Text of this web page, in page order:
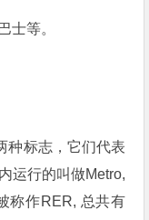
士等。
种标志，它们代表
运行的叫做Metro,
称作RER, 总共有